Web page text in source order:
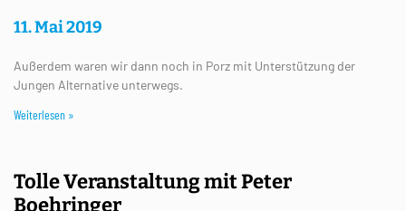
11. Mai 2019
Außerdem waren wir dann noch in Porz mit Unterstützung der
Jungen Alternative unterwegs.
Weiterlesen »
Tolle Veranstaltung mit Peter
Boehringer